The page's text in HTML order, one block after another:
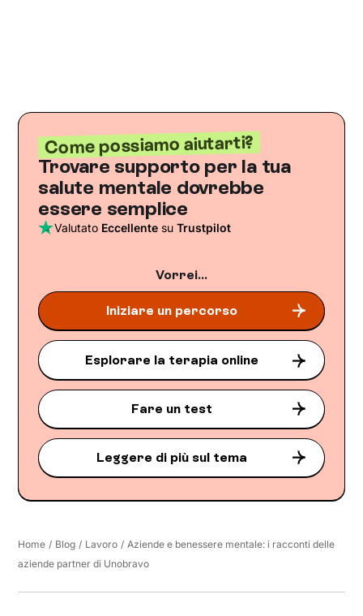
Come possiamo aiutarti?
Trovare supporto per la tua
salute mentale dovrebbe
essere semplice
Valutato Eccellente suTrustpilot
Vorrei...
Iniziare un percorso
Esplorare la terapia online
Fare un test
Leggere di più sul tema
Home / Blog / Lavoro / Aziende e benessere mentale: i racconti delle
aziende partner di Unobravo